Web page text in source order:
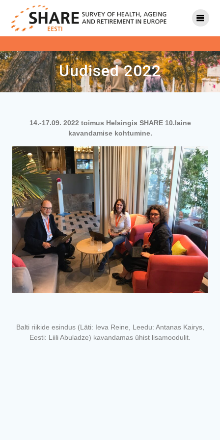
Uudised 2022
14.-17.09. 2022 toimus Helsingis SHARE 10.laine
kavandamise kohtumine.
Balti riikide esindus (Läti: Ieva Reine, Leedu: Antanas Kairys,
Eesti: Liili Abuladze) kavandamas ühist lisamoodulit.